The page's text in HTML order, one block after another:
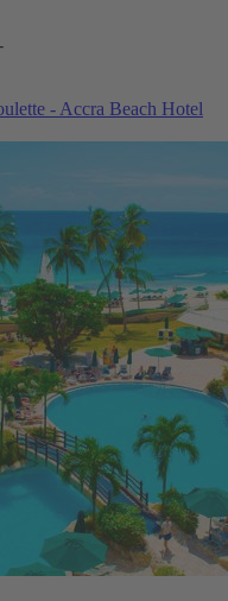
- Accra Beach Hotel